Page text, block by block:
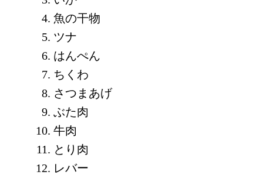
魚の干物
ツナ
はんぺん
ちくわ
さつまあげ
ぶた肉
牛肉
とり肉
レバー